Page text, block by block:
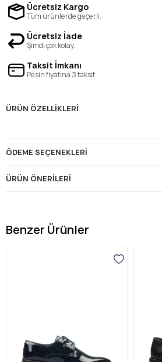
Ücretsiz Kargo
Tüm ürünlerde geçerli.
Ücretsiz İade
Şimdi çok kolay.
Taksit İmkanı
Peşin fiyatına 3 taksit.
ÜRÜN ÖZELLIKLERI
ÖDEME SEÇENEKLERI
ÜRÜN ÖNERILERI
Benzer Ürünler